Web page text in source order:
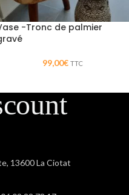
-Tronc de palmier
99,00€ TTC
13600 La Ciotat